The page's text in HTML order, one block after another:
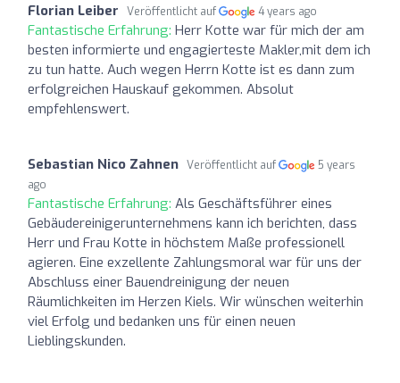
Florian Leiber Veröffentlicht auf 4 years ago
Fantastische Erfahrung: Herr Kotte war für mich der am
besten informierte und engagierteste Makler,mit dem ich
zu tun hatte. Auch wegen Herrn Kotte ist es dann zum
erfolgreichen Hauskauf gekommen. Absolut
empfehlenswert.
Sebastian Nico Zahnen Veröffentlicht auf
5 years
ago
Fantastische Erfahrung: Als Geschäftsführer eines
Gebäudereinigerunternehmens kann ich berichten, dass
Herr und Frau Kotte in höchstem Maße professionell
agieren. Eine exzellente Zahlungsmoral war für uns der
Abschluss einer Bauendreinigung der neuen
Räumlichkeiten im Herzen Kiels. Wir wünschen weiterhin
viel Erfolg und bedanken uns für einen neuen
Lieblingskunden.